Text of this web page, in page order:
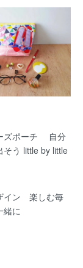
ズポーチ 自分
そう little by little
イン 楽しむ毎
緒に